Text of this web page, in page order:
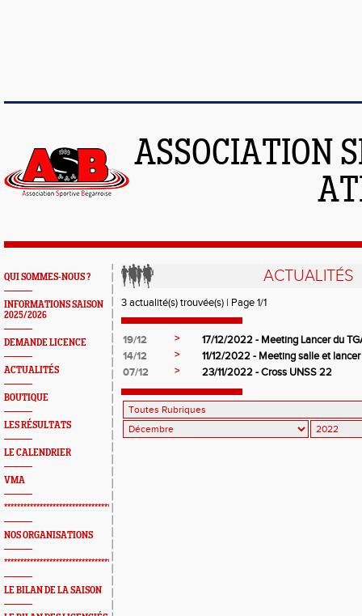
ASSOCIATION
QUI SOMMES-NOUS ?
INFORMATIONS SAISON
2025/2026
DEMANDE LICENCE
ACTUALITÉS
BOUTIQUE
LES RÉSULTATS
LE CALENDRIER
VMA
*************************************************
NOS ORGANISATIONS
*************************************************
LE BILAN DE LA SAISON
ACTUALITÉS
3 actualité(s) trouvée(s) | Page 1/1
19/12 >
17/12/2022 - Meeting Lancer du
14/12
>
11/12/2022 - Meeting salle et lancer
07/12
> 23/11/2022 - Cross UNSS 22